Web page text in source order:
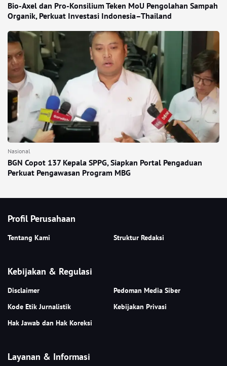
Bio-Axel dan Pro-Konsilium Teken MoU Pengolahan Sampah
Organik, Perkuat Investasi Indonesia–Thailand
Nasional
BGN Copot 137 Kepala SPPG, Siapkan Portal Pengaduan
Perkuat Pengawasan Program MBG
Profil Perusahaan
Tentang Kami Struktur Redaksi
Kebijakan & Regulasi
Disclaimer
Pedoman Media Siber
Kode Etik Jurnalistik
Kebijakan Privasi
Hak Jawab dan Hak Koreksi
Layanan & Informasi